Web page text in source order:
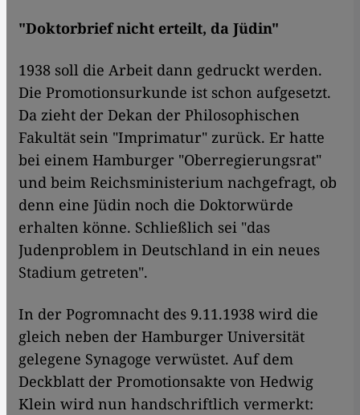
"Doktorbrief nicht erteilt, da Jüdin"
1938 soll die Arbeit dann gedruckt werden.
Die Promotionsurkunde ist schon aufgesetzt.
Da zieht der Dekan der Philosophischen
Fakultät sein "Imprimatur" zurück. Er hatte
bei einem Hamburger "Oberregierungsrat"
und beim Reichsministerium nachgefragt, ob
denn eine Jüdin noch die Doktorwürde
erhalten könne. Schließlich sei "das
Judenproblem in Deutschland in ein neues
Stadium getreten".
In der Pogromnacht des 9.11.1938 wird die
gleich neben der Hamburger Universität
gelegene Synagoge verwüstet. Auf dem
Deckblatt der Promotionsakte von Hedwig
Klein wird nun handschriftlich vermerkt: